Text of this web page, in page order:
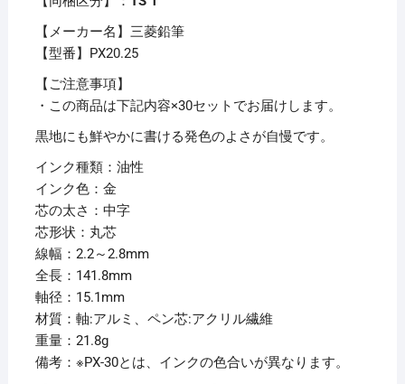
セ
ッ
ト】
個
【メーカー名】三菱鉛筆
【型番】PX20.25
【ご注意事項】
・この商品は下記内容×30セットでお届けします。
黒地にも鮮やかに書ける発色のよさが自慢です。
インク種類：油性
インク色：金
芯の太さ：中字
芯形状：丸芯
線幅：2.2～2.8mm
全長：141.8mm
軸径：15.1mm
材質：軸:アルミ、ペン芯:アクリル繊維
重量：21.8g
備考：※PX-30とは、インクの色合いが異なります。